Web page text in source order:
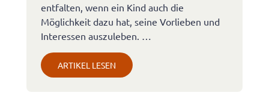
entfalten, wenn ein Kind auch die
Möglichkeit dazu hat, seine Vorlieben und
Interessen auszuleben. …
ARTIKEL LESEN